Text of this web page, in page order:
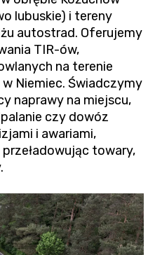
lubuskie) i tereny
autostrad. Oferujemy
TIR-ów,
na terenie
Niemiec. Świadczymy
naprawy na miejscu,
czy dowóz
i awariami,
towary,